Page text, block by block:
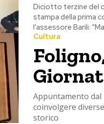
Diciotto terzine del
stampa della prima
l'assessore Barili:
Cultura
Appuntamento dal
coinvolgere
storico